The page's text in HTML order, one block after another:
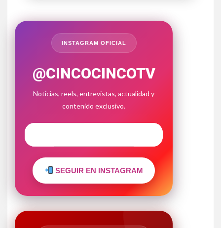
INSTAGRAM OFICIAL
@CINCOCINCOTV
Noticias, reels, entrevistas, actualidad y
contenido exclusivo.
SEGUIR EN INSTAGRAM